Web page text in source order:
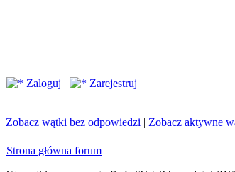
Zaloguj
Zarejestruj
Zobacz wątki bez odpowiedzi | Zobacz aktywne
Strona główna forum